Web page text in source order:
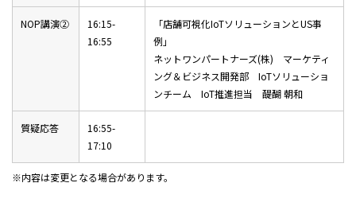
NOP講演②
16:15-
16:55
「店舗可視化IoTソリューションとUS事
例」
ネットワンパートナーズ(株) マーケティ
ング＆ビジネス開発部 IoTソリューショ
ンチーム IoT推進担当 醍醐 朝和
質疑応答
16:55-
17:10
内容は変更となる場合があります。